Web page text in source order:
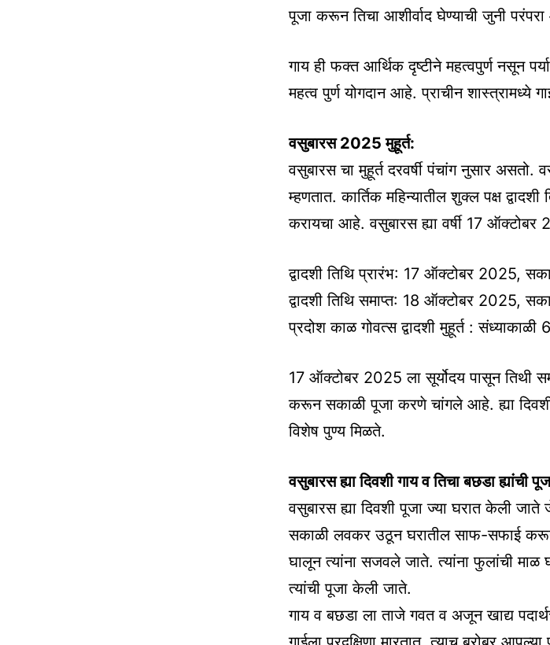
पूजा करून तिचा आशीर्वाद घेण्याची जुनी
गाय ही फक्त आर्थिक दृष्टीने महत्वपुर्ण नसून
महत्व पुर्ण योगदान आहे. प्राचीन शास्त्रामध्ये
वसुबारस 2025 मुहूर्त:
वसुबारस चा मुहूर्त दरवर्षी पंचांग नुसार असतो.
म्हणतात. कार्तिक महिन्यातील शुक्ल पक्ष
करायचा आहे. वसुबारस ह्या वर्षी 17 ऑक्टोबर
द्वादशी तिथि प्रारंभ: 17 ऑक्टोबर 2025,
द्वादशी तिथि समाप्त: 18 ऑक्टोबर 2025,
प्रदोश काळ गोवत्स द्वादशी मुहूर्त :
17 ऑक्टोबर 2025 ला सूर्योदय पासून तिथी
करून सकाळी पूजा करणे चांगले आहे. ह्या
विशेष पुण्य मिळते.
वसुबारस ह्या दिवशी गाय व तिचा बछडा ह्यांची
वसुबारस ह्या दिवशी पूजा ज्या घरात केली
सकाळी लवकर उठून घरातील साफ-सफाई
घालून त्यांना सजवले जाते. त्यांना फुलांची
त्यांची पूजा केली जाते.
गाय व बछडा ला ताजे गवत व अजून खाद्य